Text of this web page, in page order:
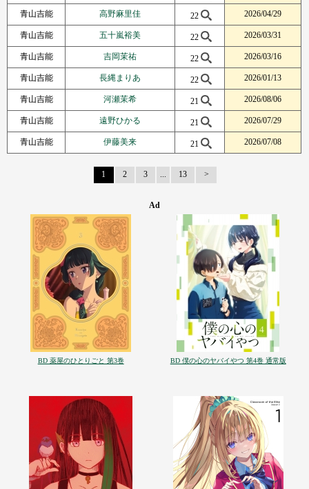
青山吉能 高野麻里佳 22 2026/04/29
青山吉能 五十嵐裕美 22 2026/03/31
青山吉能 吉岡茉祐 22 2026/03/16
青山吉能 長縄まりあ 22 2026/01/13
青山吉能 河瀬茉希 21 2026/08/06
青山吉能 遠野ひかる 21 2026/07/29
青山吉能 伊藤美来 21 2026/07/08
1 2 3 ... 13
Ad
BD 薬屋のひとりごと 第3巻 BD 僕の心のヤバイやつ 第4巻 通常版